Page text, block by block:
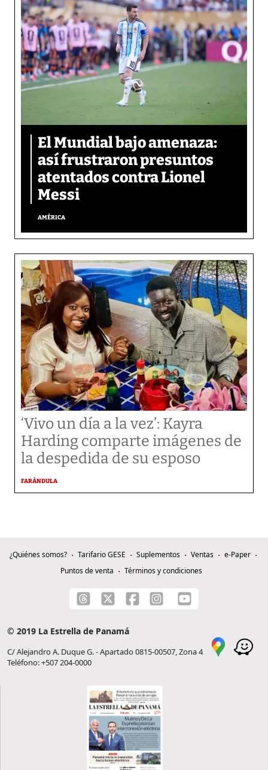
El Mundial bajo amenaza:
así frustraron presuntos
atentados contra Lionel
Messi
AMÉRICA
‘Vivo un día a la vez’: Kayra
Harding comparte imágenes de
la despedida de su esposo
FARÁNDULA
¿Quiénes somos? Tarifario GESE Suplementos Ventas
e-Paper
Puntos de venta
Términos y condiciones
© 2019 La Estrella de Panamá
C/ Alejandro A. Duque G. - Apartado 0815-00507, Zona 4
Teléfono: +507 204-0000